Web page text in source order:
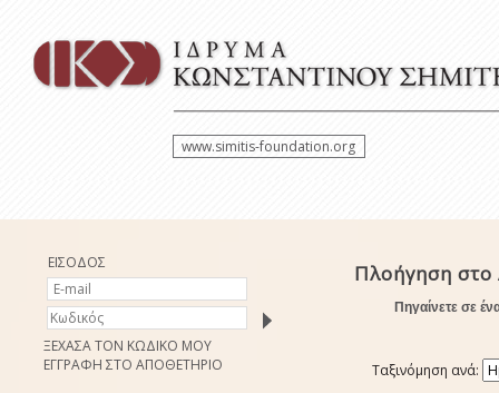
www.simitis-foundation.org
ΕΙΣΟΔΟΣ
ΞΕΧΑΣΑ ΤΟΝ ΚΩΔΙΚΟ ΜΟΥ
ΕΓΓΡΑΦΗ ΣΤΟ ΑΠΟΘΕΤΗΡΙΟ
Πλοήγηση
Πηγαίνετε σε
Ταξινόμηση ανά: